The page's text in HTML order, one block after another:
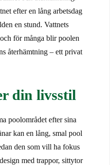
efter en lång arbetsdag
en stund. Vattnets
för många blir poolen
återhämtning – ett privat
din livsstil
poolområdet efter sina
kan en lång, smal pool
den som vill ha fokus
med trappor, sittytor